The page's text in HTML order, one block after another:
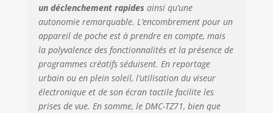
un déclenchement rapides ainsi qu’une
autonomie remarquable. L’encombrement pour un
appareil de poche est à prendre en compte, mais
la polyvalence des fonctionnalités et la présence de
programmes créatifs séduisent. En reportage
urbain ou en plein soleil, l’utilisation du viseur
électronique et de son écran tactile facilite les
prises de vue. En somme, le DMC-TZ71, bien que